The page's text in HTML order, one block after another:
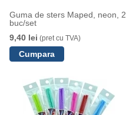
Guma de sters Maped, neon, 2
buc/set
9,40 lei (pret cu TVA)